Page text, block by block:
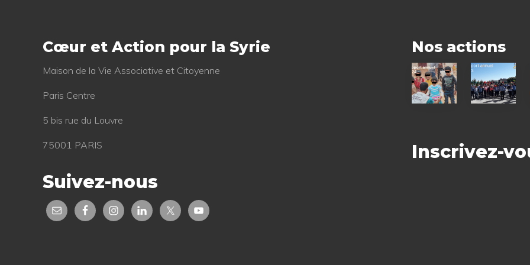
Cœur et Action pour la Syrie
Mai­son de la Vie Asso­cia­tive et Citoyenne
Paris Centre
5 bis rue du Louvre
75001 PARIS
Suivez-nous
Nos actions
Rapport
annuel
2024
Rapport
annuel
2023
Inscrivez-